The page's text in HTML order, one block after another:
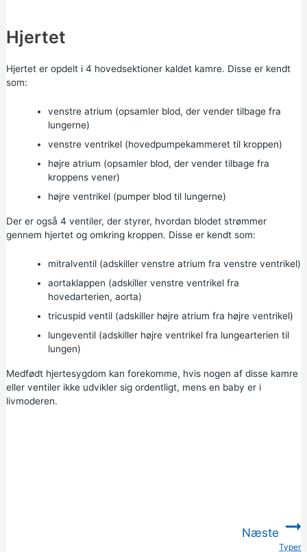
Hjertet
Hjertet er opdelt i 4 hovedsektioner kaldet kamre. Disse er kendt
som:
venstre atrium (opsamler blod, der vender tilbage fra
lungerne)
venstre ventrikel (hovedpumpekammeret til kroppen)
højre atrium (opsamler blod, der vender tilbage fra
kroppens vener)
højre ventrikel (pumper blod til lungerne)
Der er også 4 ventiler, der styrer, hvordan blodet strømmer
gennem hjertet og omkring kroppen. Disse er kendt som:
mitralventil (adskiller venstre atrium fra venstre ventrikel)
aortaklappen (adskiller venstre ventrikel fra
hovedarterien, aorta)
tricuspid ventil (adskiller højre atrium fra højre ventrikel)
lungeventil (adskiller højre ventrikel fra lungearterien til
lungen)
Medfødt hjertesygdom kan forekomme, hvis nogen af disse kamre
eller ventiler ikke udvikler sig ordentligt, mens en baby er i
livmoderen.
Næste
:
Typer